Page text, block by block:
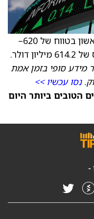
החברה צופה הכנסות ברבעון הראשון בטווח של 620–
מידע סופי בזמן אמת
נסו עכשיו >>
הטובים ביותר היום
-